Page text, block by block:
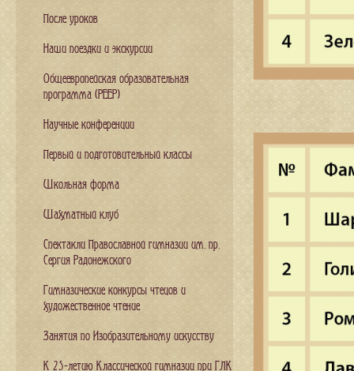
После уроков
Наши поездки и экскурсии
Общеевропейская образовательная
программа (PEEP)
Научные конференции
Первый и подготовительный классы
Школьная форма
Шахматный клуб
Спектакли Православной гимназии им. пр.
Сергия Радонежского
Гимназические конкурсы чтецов и
художественное чтение
Занятия по Изобразительному искусству
К 25-летию Классической гимназии при ГЛК